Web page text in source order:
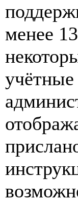
менее